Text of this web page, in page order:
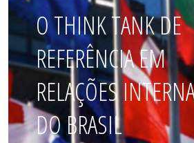
O THINK TANK DE
REFERÊNCIA EM
RELAÇÕES
DO BRASIL